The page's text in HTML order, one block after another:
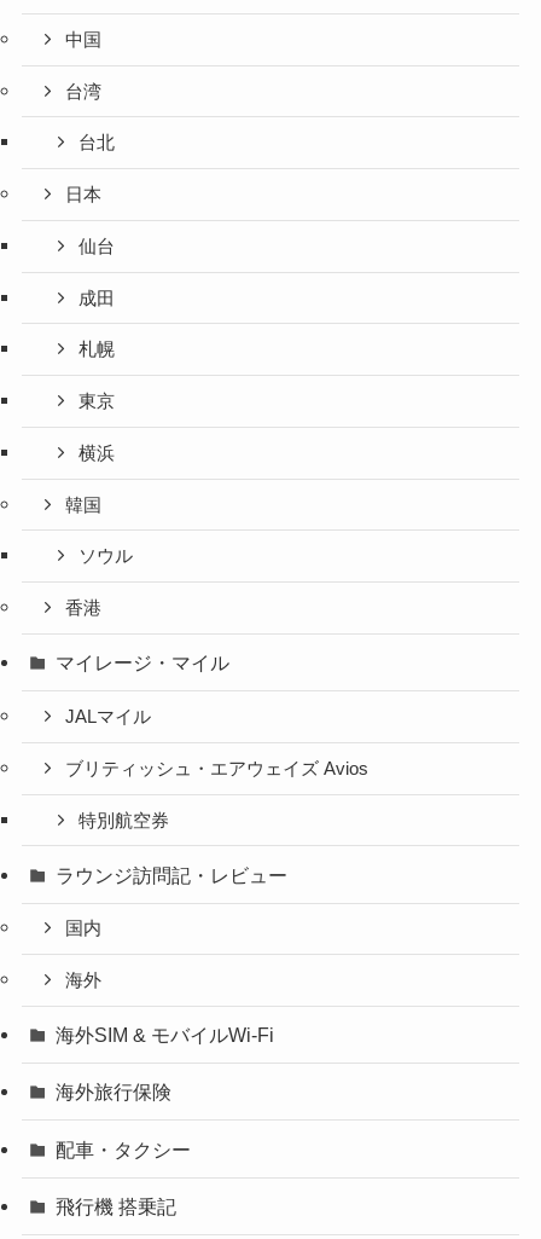
中国
台湾
台北
日本
仙台
成田
札幌
東京
横浜
韓国
ソウル
香港
マイレージ・マイル
JALマイル
ブリティッシュ・エアウェイズ Avios
特別航空券
ラウンジ訪問記・レビュー
国内
海外
海外SIM & モバイルWi-Fi
海外旅行保険
配車・タクシー
飛行機 搭乗記